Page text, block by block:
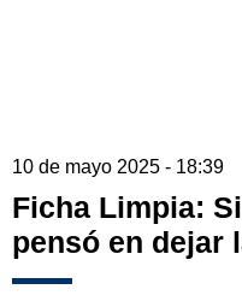
10 de mayo 2025 - 18:39
Ficha Limpia:
pensó en dejar